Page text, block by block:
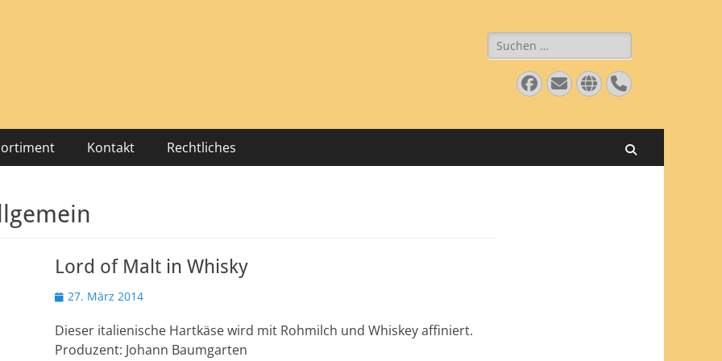
Suche
nach:
Facebook
E-
Mail
Website
Telefon
Kontakt Rechtliches
Lord of Malt in Whisky
Veröffentlicht
27. März 2014
Dieser italienische Hartkäse wird mit Rohmilch und Whiskey affiniert.
Produzent: Johann Baumgarten